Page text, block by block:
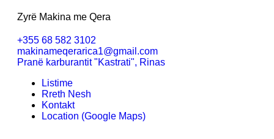
Zyrë Makina me Qera
+355 68 582 3102
makinameqerarica1@gmail.com
Pranë karburantit "Kastrati", Rinas
Listime
Rreth Nesh
Kontakt
Location (Google Maps)